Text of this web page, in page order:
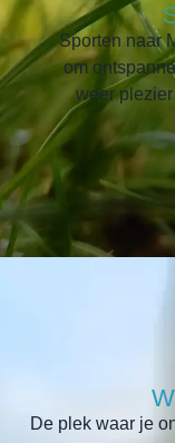
Sporten naar
om
weer
De plek waar je